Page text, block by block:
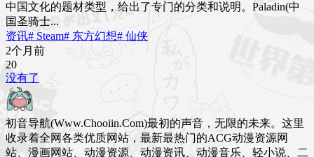
中国文化的题材类型，给出了专门的分类和说明。Paladin(中
国圣骑士...
资讯# Steam# 东方幻想# 仙侠
2个月前
20
没有了
初音导航(Www.Chooiin.Com)最初的声音，无限的未来。这里
收录着全网各类优质网站，最新最热门的ACG动漫资源网
站、漫画网站、动漫资源、动漫资讯、动漫音乐、轻小说、二